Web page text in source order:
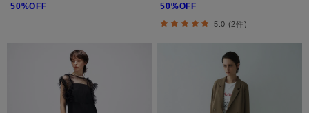
50%OFF
50%OFF
5.0 (2件)